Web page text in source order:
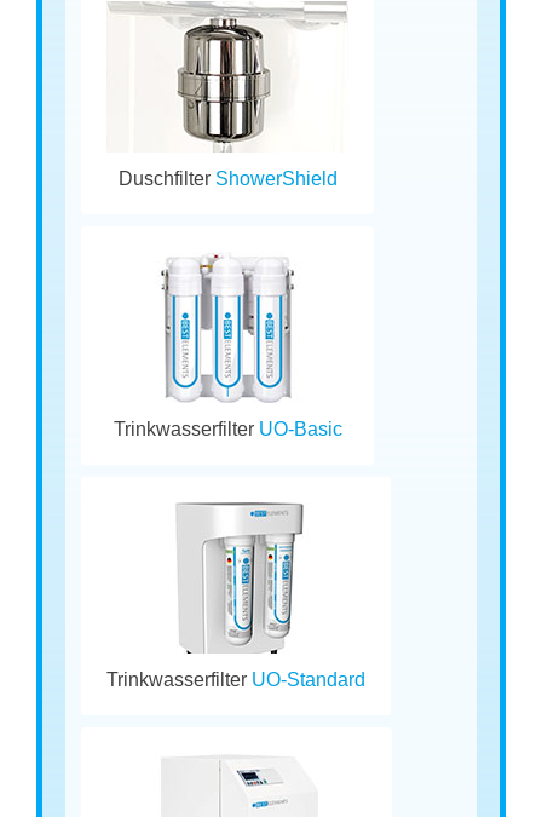
Duschfilter ShowerShield
Trinkwasserfilter UO-Basic
Trinkwasserfilter UO-Standard